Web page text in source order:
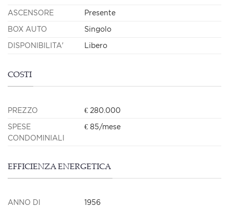
ASCENSORE Presente
BOX AUTO Singolo
DISPONIBILITA' Libero
COSTI
PREZZO € 280.000
SPESE
CONDOMINIALI
€ 85/mese
EFFICIENZA ENERGETICA
ANNO DI
1956